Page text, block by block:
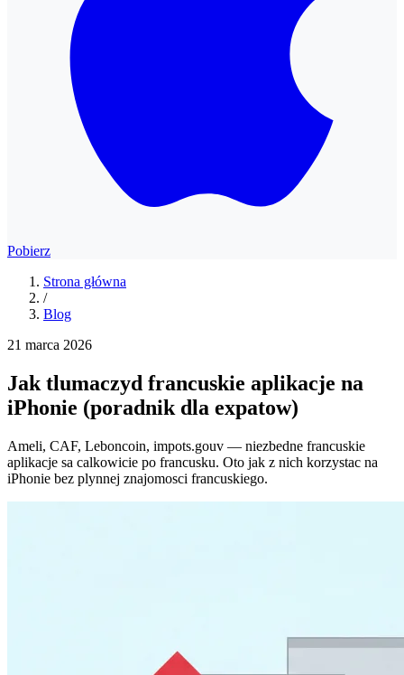
Pobierz
Strona główna
/
Blog
21 marca 2026
Jak tlumaczyd francuskie aplikacje na
iPhonie (poradnik dla expatow)
Ameli, CAF, Leboncoin, impots.gouv — niezbedne francuskie
aplikacje sa calkowicie po francusku. Oto jak z nich korzystac na
iPhonie bez plynnej znajomosci francuskiego.